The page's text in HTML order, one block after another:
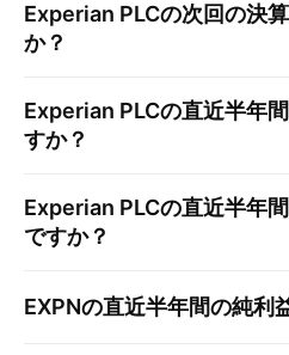
Experian PLCの次回の決
か？
Experian PLCの直近半年
すか？
Experian PLCの直近半年
ですか？
EXPNの直近半年間の純利